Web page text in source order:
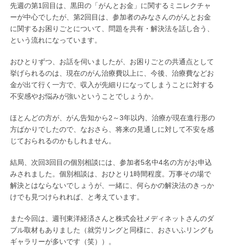
先週の第1回目は、黒田の「がんとお金」に関するミニレクチャ
ーが中心でしたが、第2回目は、参加者のみなさんのがんとお金
に関するお困りごとについて、問題を共有・解決法を話し合う、
という流れになっています。
おひとりずつ、お話を伺いましたが、お困りごとの共通点として
挙げられるのは、現在のがん治療費以上に、今後、治療費などお
金が出て行く一方で、収入が先細りになってしまうことに対する
不安感やお悩みが強いということでしょうか。
ほとんどの方が、がん告知から2～3年以内、治療が現在進行形の
方ばかりでしたので、なおさら、将来の見通しに対して不安を感
じておられるのかもしれません。
結局、次回3回目の個別相談には、参加者5名中4名の方がお申込
みされました。個別相談は、おひとり1時間程度。万事その場で
解決とはならないでしょうが、一緒に、何らかの解決法のきっか
けでも見つけられれば、と考えています。
また今回は、週刊東洋経済さんと株式会社メディネットさんのダ
ブル取材もありました（就労リングと同様に、おさいふリングも
ギャラリーが多いです（笑））。